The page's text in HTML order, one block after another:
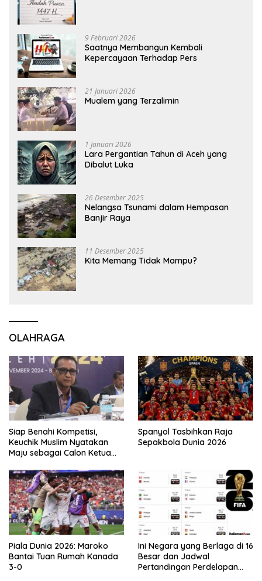
9 Februari 2026
Saatnya Membangun Kembali
Kepercayaan Terhadap Pers
21 Januari 2026
Mualem yang Terzalimin
1 Januari 2026
Lara Pergantian Tahun di Aceh yang
Dibalut Luka
26 Desember 2025
Nelangsa Tsunami dalam Hempasan
Banjir Raya
11 Desember 2025
Kita Memang Tidak Mampu?
OLAHRAGA
Siap Benahi Kompetisi,
Keuchik Muslim Nyatakan
Maju sebagai Calon Ketua
Spanyol Tasbihkan Raja
Sepakbola Dunia 2026
Piala Dunia 2026: Maroko
Bantai Tuan Rumah Kanada
3-0
Ini Negara yang Berlaga di 16
Besar dan Jadwal
Pertandingan Perdelapan